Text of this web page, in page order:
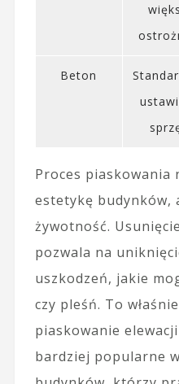
Beton
Proces
estetykę budynków,
żywotność.
pozwala na
uszkodzeń, jakie
czy pleśń. To
piaskowanie
bardziej popularne